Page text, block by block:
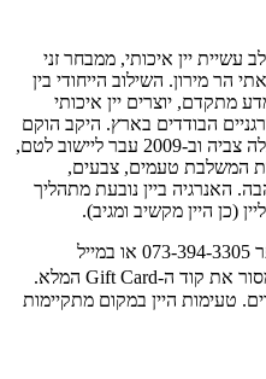
עשיית יין איכותי, ממבחר זני
הר מירון. השילוב הייחודי בין
מתקדם, יוצרים יין איכותי
הבודדים בארץ. היקב הוקם
בשנת 2002 ע”י יניב קמחי ביישוב מעלה צביה וב-2009 עבר ליישוב לטם,
המשלבת טעמים, צבעים,
האנרגיה ביין נובעת מתהליך
(כן היין מקשיב ומגיב).
למימוש יש לתאם הגעה מראש במספר 073-394-3305 או במייל
ולמסור את קוד ה-Gift Card המלא.
טעימות היין במקום מתקיימות